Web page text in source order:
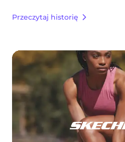
Przeczytaj historię